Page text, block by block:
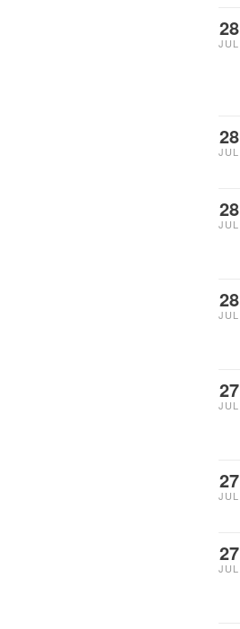
28
JUL
28
JUL
28
JUL
28
JUL
27
JUL
27
JUL
27
JUL